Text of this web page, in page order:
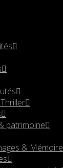
patrimoine
& Mémoire